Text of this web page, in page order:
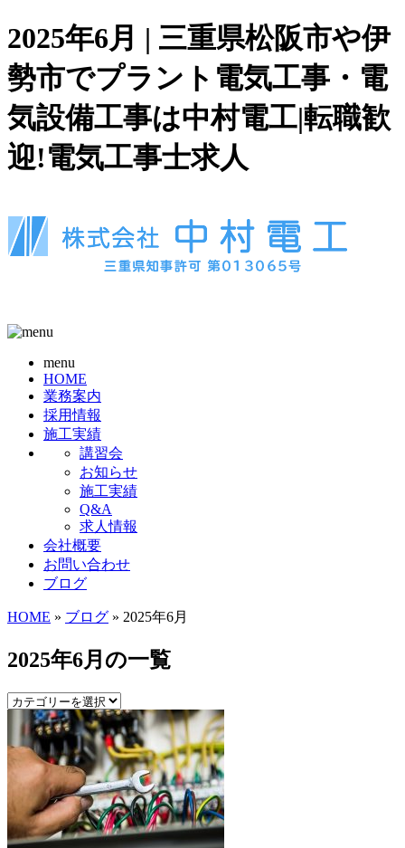
2025年6月 | 三重県松阪市や伊
勢市でプラント電気工事・電
気設備工事は中村電工|転職歓
迎!電気工事士求人
menu
HOME
業務案内
採用情報
施工実績
講習会
お知らせ
施工実績
Q&A
求人情報
会社概要
お問い合わせ
ブログ
HOME » ブログ » 2025年6月
2025年6月の一覧